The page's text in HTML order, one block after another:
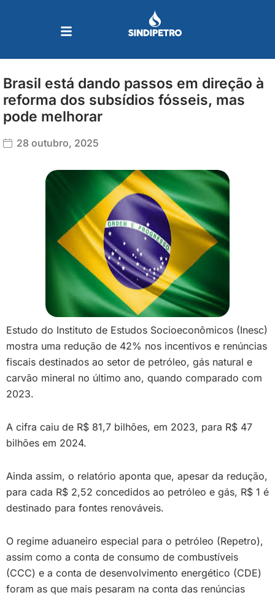
Brasil está dando passos em direção à
reforma dos subsídios fósseis, mas
pode melhorar
28 outubro, 2025
Estudo do Instituto de Estudos Socioeconômicos (Inesc)
mostra uma redução de 42% nos incentivos e renúncias
fiscais destinados ao setor de petróleo, gás natural e
carvão mineral no último ano, quando comparado com
2023.
A cifra caiu de R$ 81,7 bilhões, em 2023, para R$ 47
bilhões em 2024.
Ainda assim, o relatório aponta que, apesar da redução,
para cada R$ 2,52 concedidos ao petróleo e gás, R$ 1 é
destinado para fontes renováveis.
O regime aduaneiro especial para o petróleo (Repetro),
assim como a conta de consumo de combustíveis
(CCC) e a conta de desenvolvimento energético (CDE)
foram as que mais pesaram na conta das renúncias